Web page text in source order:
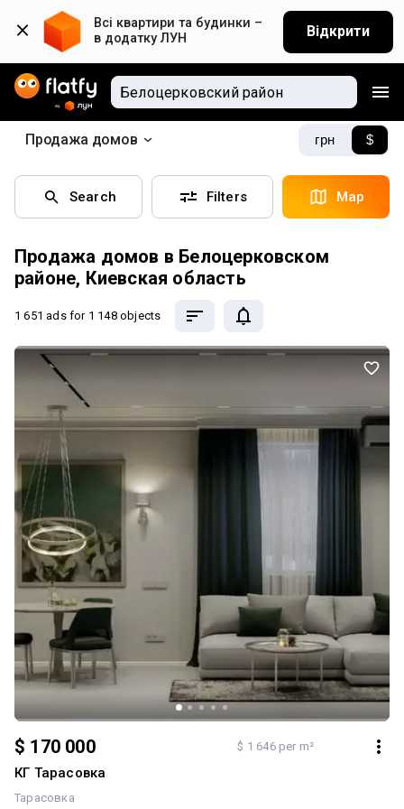
Всі квартири та будинки –
в додатку ЛУН
Відкрити
Продажа домов грн $
Search Filters Map
Продажа домов в Белоцерковском
районе, Киевская область
1 651 ads for 1 148 objects
$ 170 000 $ 1 646 per m²
КГ Тарасовка
Тарасовка